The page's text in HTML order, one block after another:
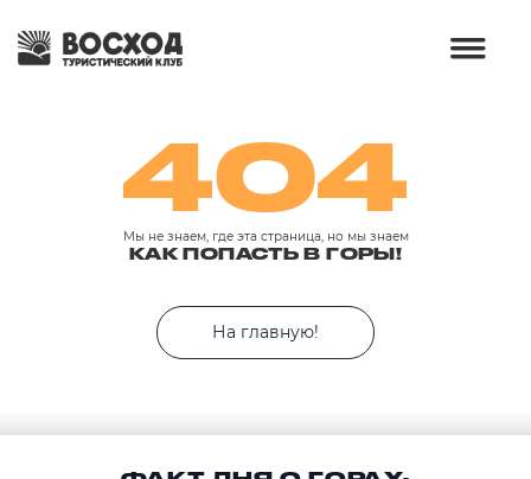
404
Мы не знаем, где эта страница, но мы знаем
КАК ПОПАСТЬ В ГОРЫ!
На главную!